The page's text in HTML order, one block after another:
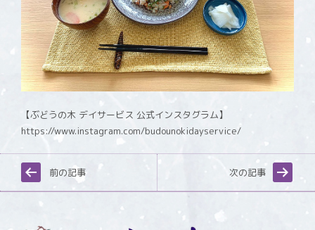
【ぶどうの木 デイサービス 公式インスタグラム】
https://www.instagram.com/budounokidayservice/
前の記事 次の記事